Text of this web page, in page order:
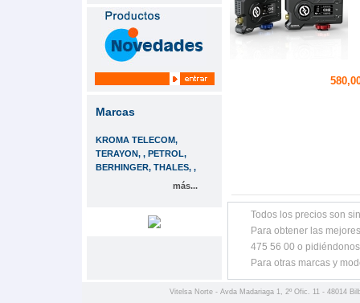
Marcas
KROMA TELECOM,
TERAYON, , PETROL,
BERHINGER, THALES, ,
más...
Todos los precios son
Para obtener las
475 56 00 o
Para otras marcas y
Vitelsa Norte - Avda Madariaga 1, 2º Ofic. 11 - 48014